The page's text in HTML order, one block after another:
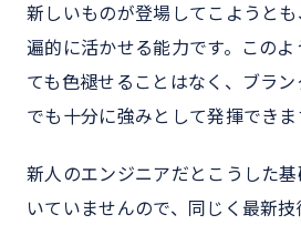
新しいものが登場してこようと
遍的に活かせる能力です。この
ても色褪せることはなく、ブラ
でも十分に強みとして発揮できま
新人のエンジニアだとこうした
いていませんので、同じく最新